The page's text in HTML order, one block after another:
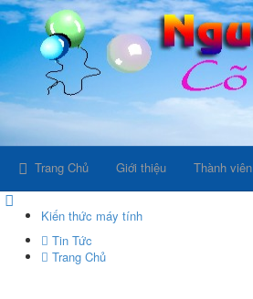
Trang Chủ Giới thiệu Thành viên
Kiến thức máy tính
Tin Tức
Trang Chủ